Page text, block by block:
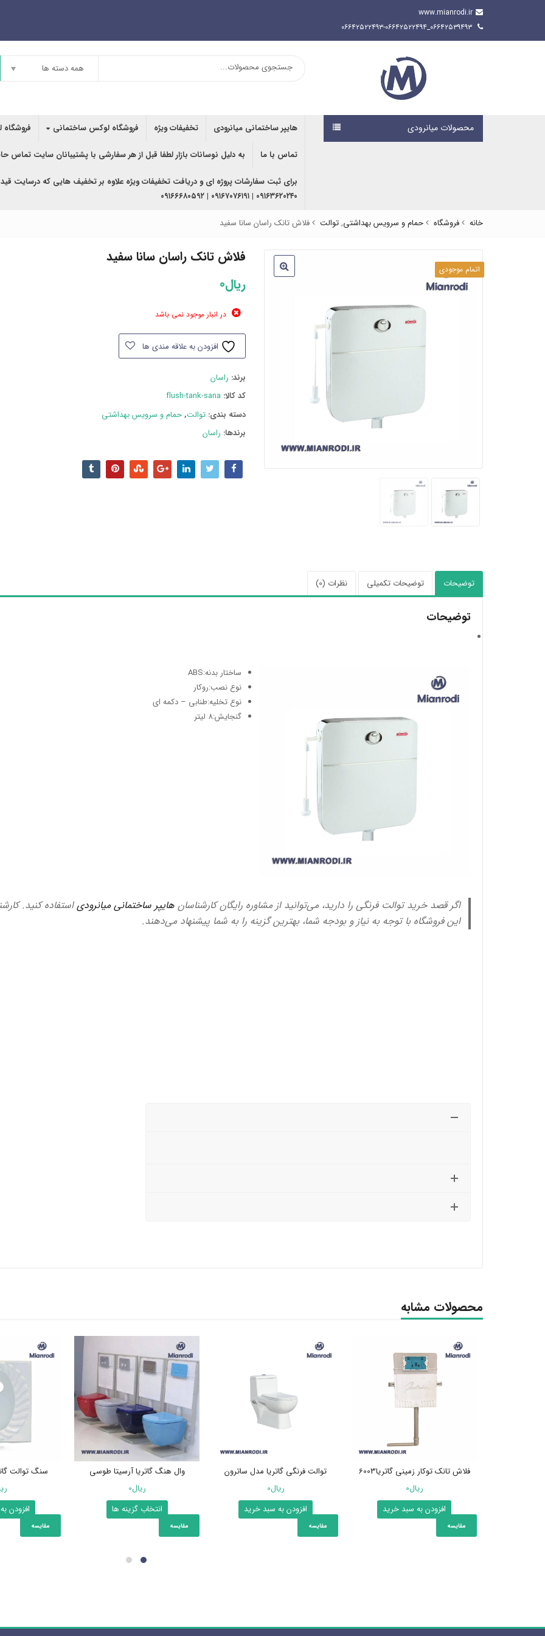
www.mianrodi.ir
همه دسته ها
محصولات میانرودی هایپر ساختمانی میانرودی تخفیفات ویژه فروشگاه لوکس ساختمانی فروشگاه
تماس با ما به دلیل نوسانات بازار لطفا قبل از هر سفارشی با پشتیبانان سایت تماس
برای ثبت سفارشات پروژه ای و دریافت تخفیفات ویژه علاوه بر تخفیف هایی که درسایت
۰۹۱۶۳۶۲۰۲۴۰ | ۰۹۱۶۷۰۷۶۱۹۱ | ۰۹۱۶۶۶۸۰۵۹۲
خانه فروشگاه حمام و سرویس بهداشتی,توالت فلاش تانک راسان سانا سفید
اتمام موجودی
فلاش تانک راسان سانا سفید
ریال0
در انبار موجود نمی باشد
افزودن به علاقه مندی ها
برند: راسان
کد کالا: flush-tank-sana
دسته بند‌ی: توالت,حمام و سرویس بهداشتی
برندها: راسان
توضیحات توضیحات تکمیلی نظرات (0)
توضیحات
ساختار بدنه:
ABS
نوع نصب:روکار
نوع تخلیه:طنابی – دکمه ای
گنجایش:8 لیتر
اگر قصد خرید توالت فرنگی را دارید، می‌توانید از مشاوره رایگان کارشناسان هایپر ساختمانی میانرودیاستفاده کنید.
این فروشگاه با توجه به نیاز و بودجه شما، بهترین گزینه را به شما پیشنهاد می‌دهند.
محصولات مشابه
فلاش تانک توکار زمینی گاتریا6003
ریال0
افزودن به سبد خرید
مقایسه
توالت فرنگی گاتریا مدل ساترون
ریال0
افزودن به سبد خرید
مقایسه
وال هنگ گاتریا آرسیتا طوسی
ریال0
انتخاب گزینه ها
محصول
مقایسه
سنگ توالت
افزودن
مقایسه